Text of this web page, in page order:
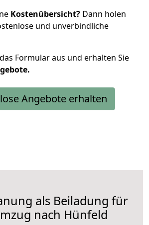
Kostenübersicht? Dann holen
und unverbindliche
Formular aus und erhalten Sie
Angebote erhalten
als Beiladung für
nach Hünfeld